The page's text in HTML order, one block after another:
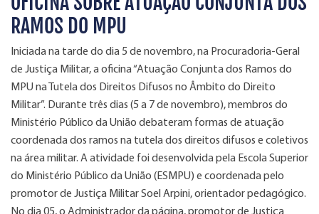
RAMOS DO MPU
Iniciada na tarde do dia 5 de novembro, na Procuradoria-Geral
de Justiça Militar, a oficina “Atuação Conjunta dos Ramos do
MPU na Tutela dos Direitos Difusos no Âmbito do Direito
Militar”. Durante três dias (5 a 7 de novembro), membros do
Ministério Público da União debateram formas de atuação
coordenada dos ramos na tutela dos direitos difusos e coletivos
na área militar. A atividade foi desenvolvida pela Escola Superior
do Ministério Público da União (ESMPU) e coordenada pelo
promotor de Justiça Militar Soel Arpini, orientador pedagógico.
No dia 05, o Administrador da página, promotor de Justiça